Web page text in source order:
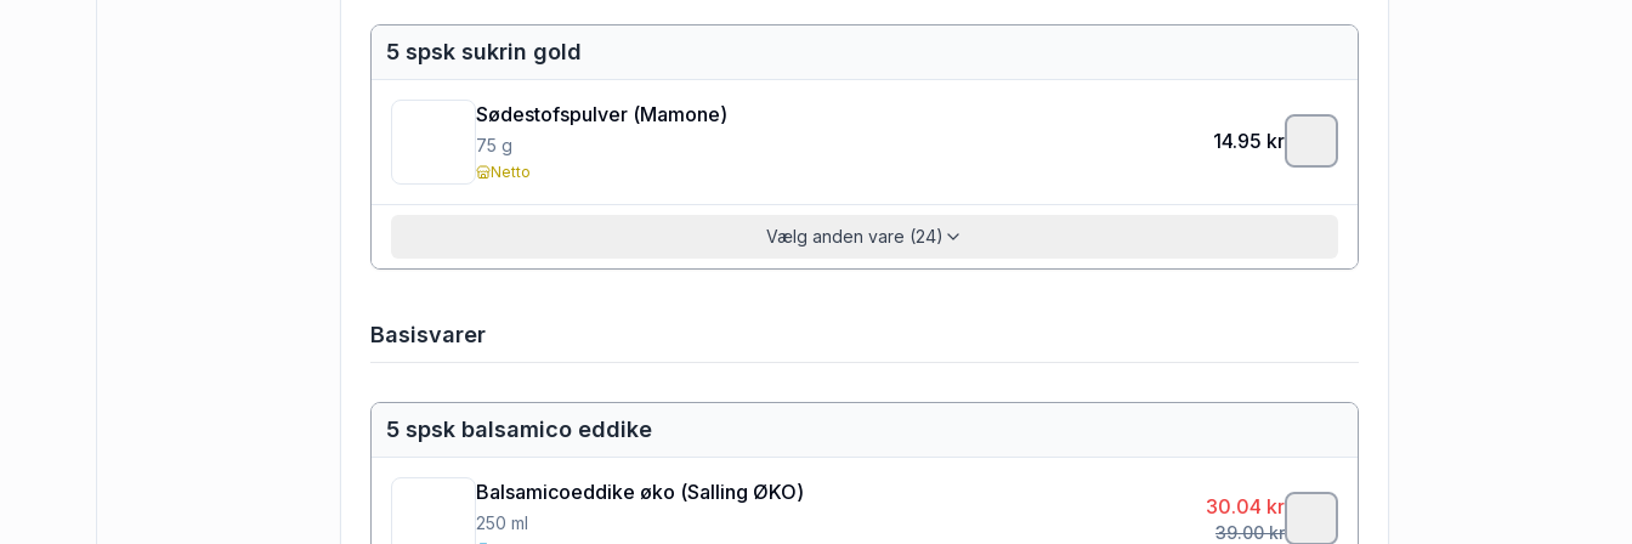
5 spsk sukrin gold
Sødestofspulver (Mamone)
75 g
Netto
14.95 kr
Vælg anden vare (24)
Basisvarer
5 spsk balsamico eddike
Balsamicoeddike øko (Salling ØKO)
250 ml
30.04 kr
39.00kr